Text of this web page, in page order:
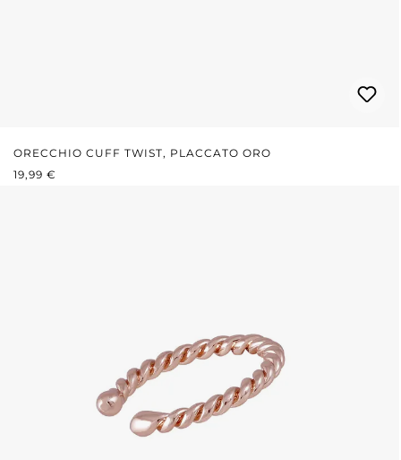
ORECCHIO CUFF TWIST, PLACCATO ORO
PREZZO NORMALE:
19,99 €